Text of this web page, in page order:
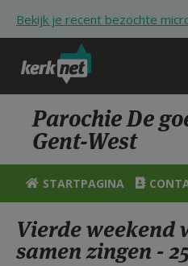
Bekijk je recent bezochte
KERK
VIERINGEN
ZOEKEN
Parochie De
Gent-West
STARTPAGINA
Vierde weekend
samen zingen -